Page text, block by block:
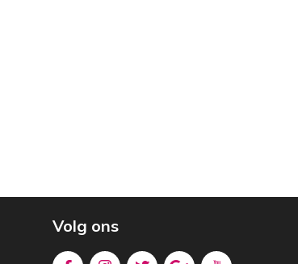
Volg ons